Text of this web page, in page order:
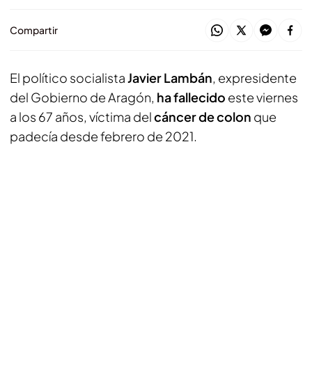
Compartir
El político socialistaJavier Lambán, expresidente
del Gobierno de Aragón, ha fallecido este viernes
a los 67 años, víctima delcáncer de colon que
padecía desde febrero de 2021.